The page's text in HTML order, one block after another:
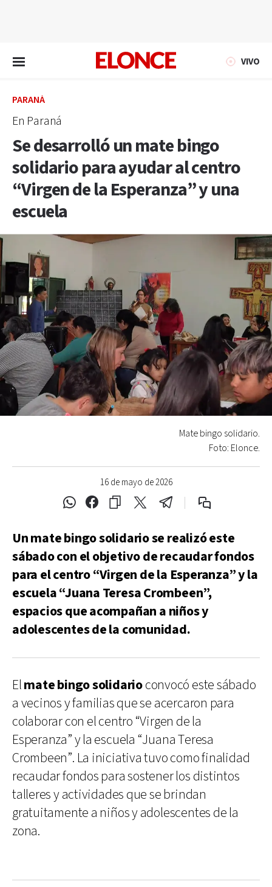
VIVO
PARANÁ
En Paraná
Se desarrolló un mate bingo
solidario para ayudar al centro
“Virgen de la Esperanza” y una
escuela
16 de mayo de 2026
Mate bingo solidario.
Foto: Elonce.
Un mate bingo solidario se realizó este
sábado con el objetivo de recaudar fondos
para el centro “Virgen de la Esperanza” y la
escuela “Juana Teresa Crombeen”,
espacios que acompañan a niños y
adolescentes de la comunidad.
Elmate bingo solidarioconvocó este sábado
a vecinos y familias que se acercaron para
colaborar con el centro “Virgen de la
Esperanza” y la escuela “Juana Teresa
Crombeen”. La iniciativa tuvo como finalidad
recaudar fondos para sostener los distintos
talleres y actividades que se brindan
gratuitamente a niños y adolescentes de la
zona.